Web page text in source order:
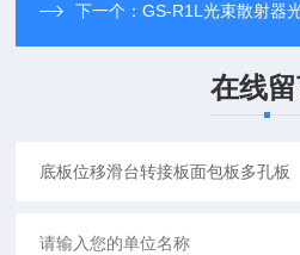
下一个：GS-R1L光束散射器光
在线